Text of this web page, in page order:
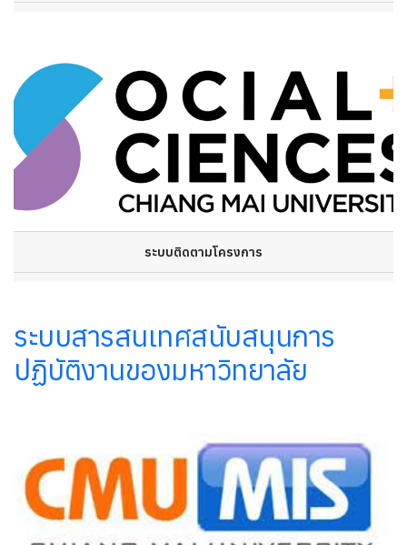
ระบบติดตามโครงการ
ระบบสารสนเทศสนับสนุนการ
ปฏิบัติงานของมหาวิทยาลัย